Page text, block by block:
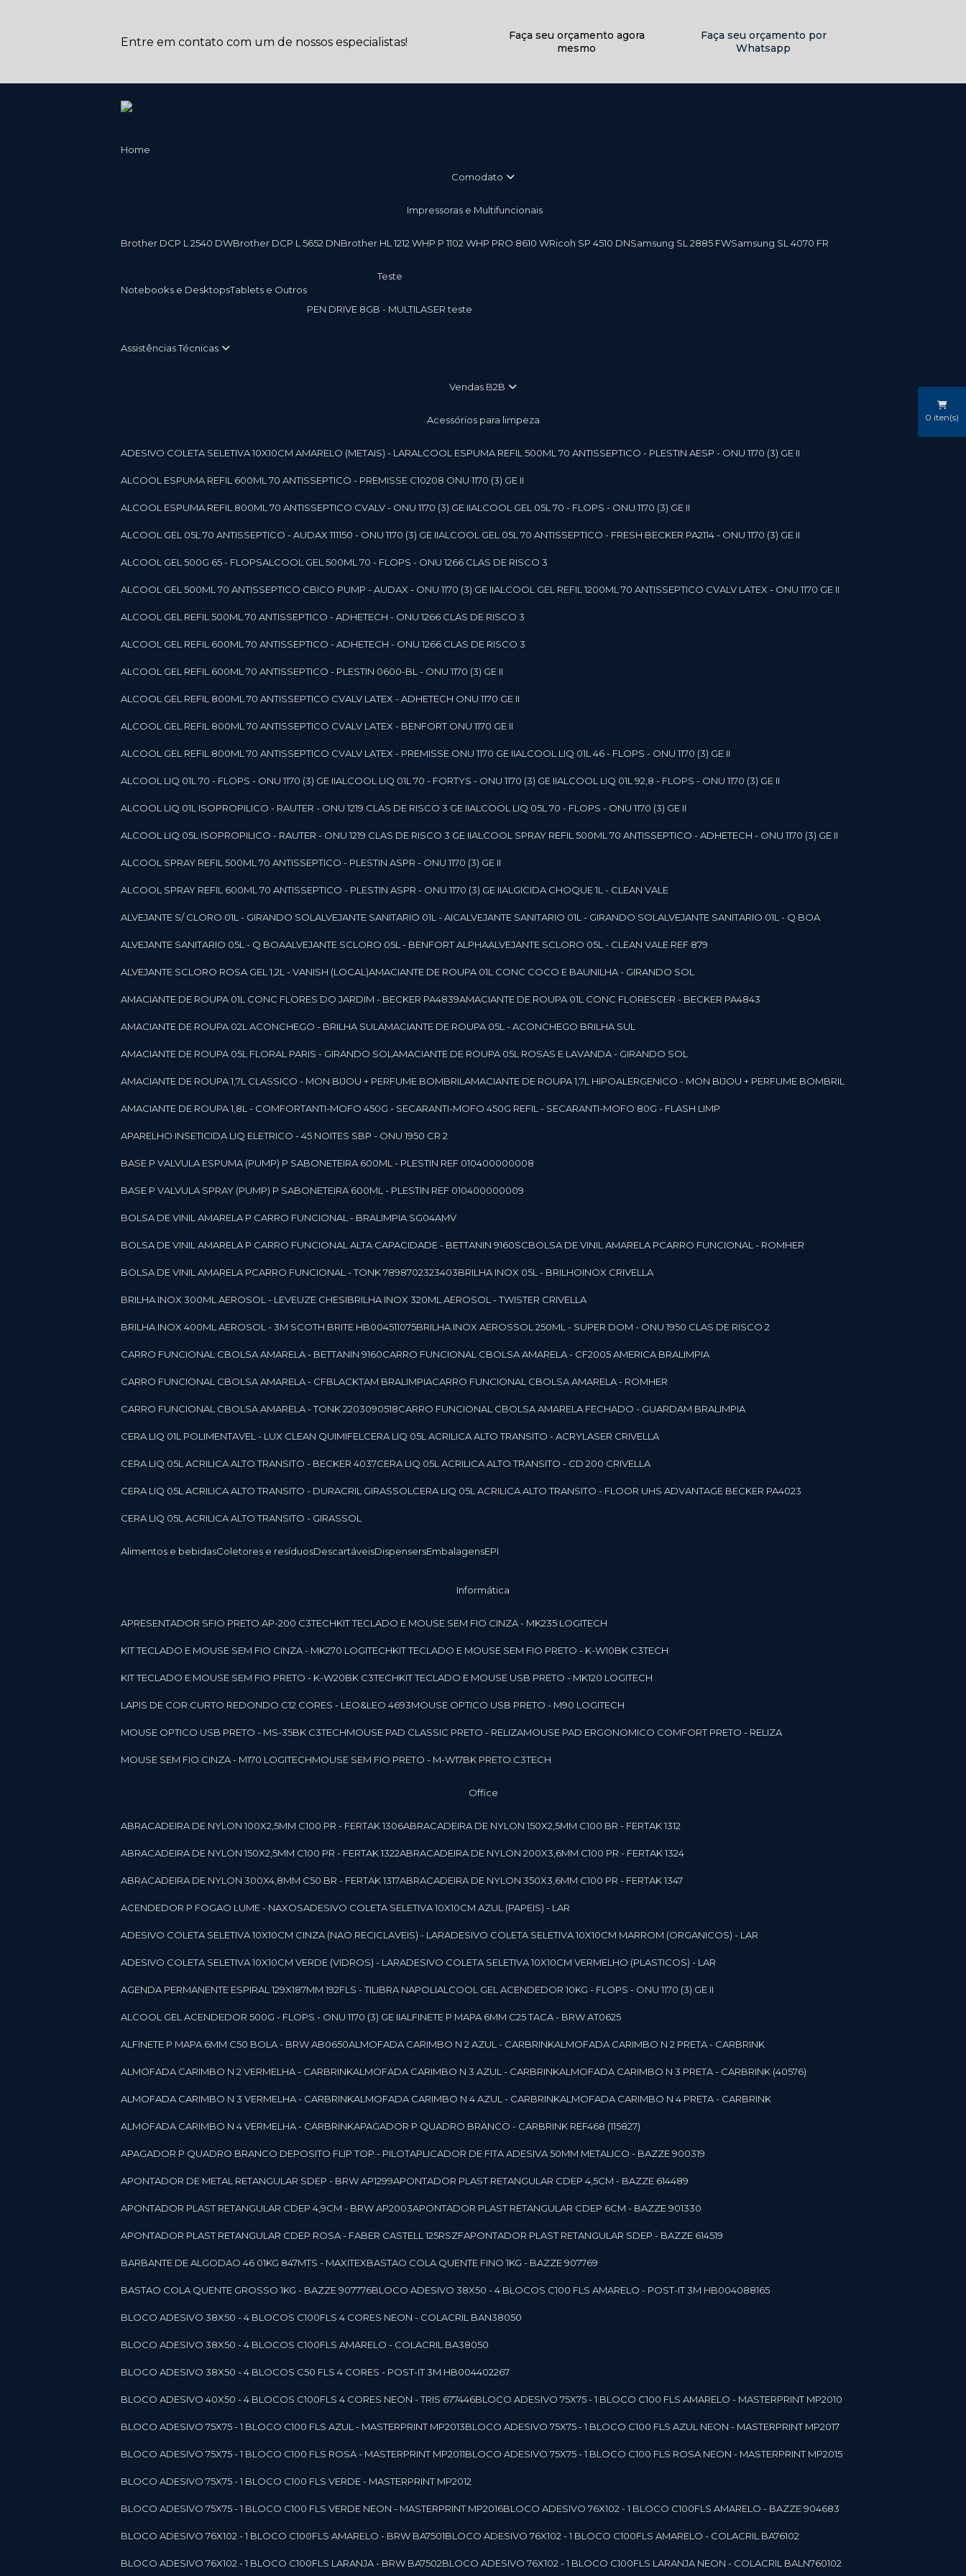
Entre em contato com um de nossos especialistas!
Faça seu orçamento agora
mesmo
Faça seu orçamento por
Whatsapp
Home
Comodato
Impressoras e Multifuncionais
Brother DCP L 2540 DW Brother DCP L 5652 DN Brother HL 1212 W HP P 1102 W HP PRO 8610 W Ricoh SP 4510 DN Samsung SL 2885 FW Samsung SL 4070 FR
Notebooks e Desktops Tablets e Outros
teste
PEN DRIVE 8GB - MULTILASER teste
Assistências Técnicas
vendas B2B
Acessórios para limpeza
ADESIVO COLETA SELETIVA 10X10CM AMARELO (METAIS) - LAR ALCOOL ESPUMA REFIL 500ML 70 ANTISSEPTICO - PLESTIN AESP - ONU 1170 (3) GE II
ALCOOL ESPUMA REFIL 600ML 70 ANTISSEPTICO - PREMISSE C10208 ONU 1170 (3) GE II
ALCOOL ESPUMA REFIL 800ML 70 ANTISSEPTICO CVALV - ONU 1170 (3) GE II ALCOOL GEL 05L 70 - FLOPS - ONU 1170 (3) GE II
ALCOOL GEL 05L 70 ANTISSEPTICO - AUDAX 111150 - ONU 1170 (3) GE II ALCOOL GEL 05L 70 ANTISSEPTICO - FRESH BECKER PA2114 - ONU 1170 (3) GE II
ALCOOL GEL 500G 65 - FLOPS ALCOOL GEL 500ML 70 - FLOPS - ONU 1266 CLAS DE RISCO 3
ALCOOL GEL 500ML 70 ANTISSEPTICO CBICO PUMP - AUDAX - ONU 1170 (3) GE II ALCOOL GEL REFIL 1200ML 70 ANTISSEPTICO CVALV LATEX - ONU 1170 GE II
ALCOOL GEL REFIL 500ML 70 ANTISSEPTICO - ADHETECH - ONU 1266 CLAS DE RISCO 3
ALCOOL GEL REFIL 600ML 70 ANTISSEPTICO - ADHETECH - ONU 1266 CLAS DE RISCO 3
ALCOOL GEL REFIL 600ML 70 ANTISSEPTICO - PLESTIN 0600-BL - ONU 1170 (3) GE II
ALCOOL GEL REFIL 800ML 70 ANTISSEPTICO CVALV LATEX - ADHETECH ONU 1170 GE II
ALCOOL GEL REFIL 800ML 70 ANTISSEPTICO CVALV LATEX - BENFORT ONU 1170 GE II
ALCOOL GEL REFIL 800ML 70 ANTISSEPTICO CVALV LATEX - PREMISSE ONU 1170 GE II ALCOOL LIQ 01L 46 - FLOPS - ONU 1170 (3) GE II
ALCOOL LIQ 01L 70 - FLOPS - ONU 1170 (3) GE II ALCOOL LIQ 01L 70 - FORTYS - ONU 1170 (3) GE II ALCOOL LIQ 01L 92,8 - FLOPS - ONU 1170 (3) GE II
ALCOOL LIQ 01L ISOPROPILICO - RAUTER - ONU 1219 CLAS DE RISCO 3 GE II ALCOOL LIQ 05L 70 - FLOPS - ONU 1170 (3) GE II
ALCOOL LIQ 05L ISOPROPILICO - RAUTER - ONU 1219 CLAS DE RISCO 3 GE II ALCOOL SPRAY REFIL 500ML 70 ANTISSEPTICO - ADHETECH - ONU 1170 (3) GE II
ALCOOL SPRAY REFIL 500ML 70 ANTISSEPTICO - PLESTIN ASPR - ONU 1170 (3) GE II
ALCOOL SPRAY REFIL 600ML 70 ANTISSEPTICO - PLESTIN ASPR - ONU 1170 (3) GE II ALGICIDA CHOQUE 1L - CLEAN VALE
ALVEJANTE S/ CLORO 01L - GIRANDO SOL ALVEJANTE SANITARIO 01L - AIC ALVEJANTE SANITARIO 01L - GIRANDO SOL ALVEJANTE SANITARIO 01L - Q BOA
ALVEJANTE SANITARIO 05L - Q BOA ALVEJANTE SCLORO 05L - BENFORT ALPHA ALVEJANTE SCLORO 05L - CLEAN VALE REF 879
ALVEJANTE SCLORO ROSA GEL 1,2L - VANISH (LOCAL) AMACIANTE DE ROUPA 01L CONC COCO E BAUNILHA - GIRANDO SOL
AMACIANTE DE ROUPA 01L CONC FLORES DO JARDIM - BECKER PA4839 AMACIANTE DE ROUPA 01L CONC FLORESCER - BECKER PA4843
AMACIANTE DE ROUPA 02L ACONCHEGO - BRILHA SUL AMACIANTE DE ROUPA 05L - ACONCHEGO BRILHA SUL
AMACIANTE DE ROUPA 05L FLORAL PARIS - GIRANDO SOL AMACIANTE DE ROUPA 05L ROSAS E LAVANDA - GIRANDO SOL
AMACIANTE DE ROUPA 1,7L CLASSICO - MON BIJOU + PERFUME BOMBRIL AMACIANTE DE ROUPA 1,7L HIPOALERGENICO - MON BIJOU + PERFUME BOMBRIL
AMACIANTE DE ROUPA 1,8L - COMFORT ANTI-MOFO 450G - SECAR ANTI-MOFO 450G REFIL - SECAR ANTI-MOFO 80G - FLASH LIMP
APARELHO INSETICIDA LIQ ELETRICO - 45 NOITES SBP - ONU 1950 CR 2
BASE P VALVULA ESPUMA (PUMP) P SABONETEIRA 600ML - PLESTIN REF 010400000008
BASE P VALVULA SPRAY (PUMP) P SABONETEIRA 600ML - PLESTIN REF 010400000009
BOLSA DE VINIL AMARELA P CARRO FUNCIONAL - BRALIMPIA SG04AMV
BOLSA DE VINIL AMARELA P CARRO FUNCIONAL ALTA CAPACIDADE - BETTANIN 9160SC BOLSA DE VINIL AMARELA PCARRO FUNCIONAL - ROMHER
BOLSA DE VINIL AMARELA PCARRO FUNCIONAL - TONK 7898702323403 BRILHA INOX 05L - BRILHOINOX CRIVELLA
BRILHA INOX 300ML AEROSOL - LEVEUZE CHESI BRILHA INOX 320ML AEROSOL - TWISTER CRIVELLA
BRILHA INOX 400ML AEROSOL - 3M SCOTH BRITE HB004511075 BRILHA INOX AEROSSOL 250ML - SUPER DOM - ONU 1950 CLAS DE RISCO 2
CARRO FUNCIONAL CBOLSA AMARELA - BETTANIN 9160 CARRO FUNCIONAL CBOLSA AMARELA - CF2005 AMERICA BRALIMPIA
CARRO FUNCIONAL CBOLSA AMARELA - CFBLACKTAM BRALIMPIA CARRO FUNCIONAL CBOLSA AMARELA - ROMHER
CARRO FUNCIONAL CBOLSA AMARELA - TONK 2203090518 CARRO FUNCIONAL CBOLSA AMARELA FECHADO - GUARDAM BRALIMPIA
CERA LIQ 01L POLIMENTAVEL - LUX CLEAN QUIMIFEL CERA LIQ 05L ACRILICA ALTO TRANSITO - ACRYLASER CRIVELLA
CERA LIQ 05L ACRILICA ALTO TRANSITO - BECKER 4037 CERA LIQ 05L ACRILICA ALTO TRANSITO - CD 200 CRIVELLA
CERA LIQ 05L ACRILICA ALTO TRANSITO - DURACRIL GIRASSOL CERA LIQ 05L ACRILICA ALTO TRANSITO - FLOOR UHS ADVANTAGE BECKER PA4023
CERA LIQ 05L ACRILICA ALTO TRANSITO - GIRASSOL
Alimentos e bebidas Coletores e resíduos Descartáveis Dispensers Embalagens EPI
Informática
APRESENTADOR SFIO PRETO AP-200 C3TECH KIT TECLADO E MOUSE SEM FIO CINZA - MK235 LOGITECH
KIT TECLADO E MOUSE SEM FIO CINZA - MK270 LOGITECH KIT TECLADO E MOUSE SEM FIO PRETO - K-W10BK C3TECH
KIT TECLADO E MOUSE SEM FIO PRETO - K-W20BK C3TECH KIT TECLADO E MOUSE USB PRETO - MK120 LOGITECH
LAPIS DE COR CURTO REDONDO C12 CORES - LEO&LEO 4693 MOUSE OPTICO USB PRETO - M90 LOGITECH
MOUSE OPTICO USB PRETO - MS-35BK C3TECH MOUSE PAD CLASSIC PRETO - RELIZA MOUSE PAD ERGONOMICO COMFORT PRETO - RELIZA
MOUSE SEM FIO CINZA - M170 LOGITECH MOUSE SEM FIO PRETO - M-W17BK PRETO C3TECH
Office
ABRACADEIRA DE NYLON 100X2,5MM C100 PR - FERTAK 1306 ABRACADEIRA DE NYLON 150X2,5MM C100 BR - FERTAK 1312
ABRACADEIRA DE NYLON 150X2,5MM C100 PR - FERTAK 1322 ABRACADEIRA DE NYLON 200X3,6MM C100 PR - FERTAK 1324
ABRACADEIRA DE NYLON 300X4,8MM C50 BR - FERTAK 1317 ABRACADEIRA DE NYLON 350X3,6MM C100 PR - FERTAK 1347
ACENDEDOR P FOGAO LUME - NAXOS ADESIVO COLETA SELETIVA 10X10CM AZUL (PAPEIS) - LAR
ADESIVO COLETA SELETIVA 10X10CM CINZA (NAO RECICLAVEIS) - LAR ADESIVO COLETA SELETIVA 10X10CM MARROM (ORGANICOS) - LAR
ADESIVO COLETA SELETIVA 10X10CM VERDE (VIDROS) - LAR ADESIVO COLETA SELETIVA 10X10CM VERMELHO (PLASTICOS) - LAR
AGENDA PERMANENTE ESPIRAL 129X187MM 192FLS - TILIBRA NAPOLI ALCOOL GEL ACENDEDOR 10KG - FLOPS - ONU 1170 (3) GE II
ALCOOL GEL ACENDEDOR 500G - FLOPS - ONU 1170 (3) GE II ALFINETE P MAPA 6MM C25 TACA - BRW AT0625
ALFINETE P MAPA 6MM C50 BOLA - BRW AB0650 ALMOFADA CARIMBO N 2 AZUL - CARBRINK ALMOFADA CARIMBO N 2 PRETA - CARBRINK
ALMOFADA CARIMBO N 2 VERMELHA - CARBRINK ALMOFADA CARIMBO N 3 AZUL - CARBRINK ALMOFADA CARIMBO N 3 PRETA - CARBRINK (40576)
ALMOFADA CARIMBO N 3 VERMELHA - CARBRINK ALMOFADA CARIMBO N 4 AZUL - CARBRINK ALMOFADA CARIMBO N 4 PRETA - CARBRINK
ALMOFADA CARIMBO N 4 VERMELHA - CARBRINK APAGADOR P QUADRO BRANCO - CARBRINK REF468 (115827)
APAGADOR P QUADRO BRANCO DEPOSITO FLIP TOP - PILOT APLICADOR DE FITA ADESIVA 50MM METALICO - BAZZE 900319
APONTADOR DE METAL RETANGULAR SDEP - BRW AP1299 APONTADOR PLAST RETANGULAR CDEP 4,5CM - BAZZE 614489
APONTADOR PLAST RETANGULAR CDEP 4,9CM - BRW AP2003 APONTADOR PLAST RETANGULAR CDEP 6CM - BAZZE 901330
APONTADOR PLAST RETANGULAR CDEP ROSA - FABER CASTELL 125RSZF APONTADOR PLAST RETANGULAR SDEP - BAZZE 614519
BARBANTE DE ALGODAO 46 01KG 847MTS - MAXITEX BASTAO COLA QUENTE FINO 1KG - BAZZE 907769
BASTAO COLA QUENTE GROSSO 1KG - BAZZE 907776 BLOCO ADESIVO 38X50 - 4 BLOCOS C100 FLS AMARELO - POST-IT 3M HB004088165
BLOCO ADESIVO 38X50 - 4 BLOCOS C100FLS 4 CORES NEON - COLACRIL BAN38050
BLOCO ADESIVO 38X50 - 4 BLOCOS C100FLS AMARELO - COLACRIL BA38050
BLOCO ADESIVO 38X50 - 4 BLOCOS C50 FLS 4 CORES - POST-IT 3M HB004402267
BLOCO ADESIVO 40X50 - 4 BLOCOS C100FLS 4 CORES NEON - TRIS 677446 BLOCO ADESIVO 75X75 - 1 BLOCO C100 FLS AMARELO - MASTERPRINT MP2010
BLOCO ADESIVO 75X75 - 1 BLOCO C100 FLS AZUL - MASTERPRINT MP2013 BLOCO ADESIVO 75X75 - 1 BLOCO C100 FLS AZUL NEON - MASTERPRINT MP2017
BLOCO ADESIVO 75X75 - 1 BLOCO C100 FLS ROSA - MASTERPRINT MP2011 BLOCO ADESIVO 75X75 - 1 BLOCO C100 FLS ROSA NEON - MASTERPRINT MP2015
BLOCO ADESIVO 75X75 - 1 BLOCO C100 FLS VERDE - MASTERPRINT MP2012
BLOCO ADESIVO 75X75 - 1 BLOCO C100 FLS VERDE NEON - MASTERPRINT MP2016 BLOCO ADESIVO 76X102 - 1 BLOCO C100FLS AMARELO - BAZZE 904683
BLOCO ADESIVO 76X102 - 1 BLOCO C100FLS AMARELO - BRW BA7501 BLOCO ADESIVO 76X102 - 1 BLOCO C100FLS AMARELO - COLACRIL BA76102
BLOCO ADESIVO 76X102 - 1 BLOCO C100FLS LARANJA - BRW BA7502 BLOCO ADESIVO 76X102 - 1 BLOCO C100FLS LARANJA NEON - COLACRIL BALN760102
0 iten(s)